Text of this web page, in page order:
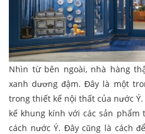
Nhìn từ bên ngoài, nhà hàng
xanh dương đậm. Đây là một
trong thiết kế nội thất của nước
kế khung kính với các sản phẩm
cách nước Ý. Đây cũng là cách